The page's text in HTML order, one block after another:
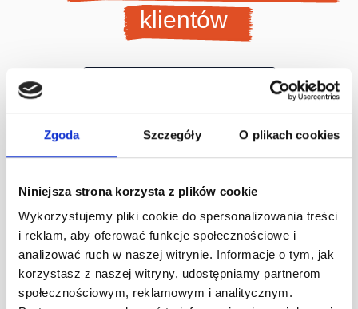
Zgoda Szczegóły O plikach cookies
Niniejsza strona korzysta z plików cookie
Wykorzystujemy pliki cookie do spersonalizowania treści
i reklam, aby oferować funkcje społecznościowe i
analizować ruch w naszej witrynie. Informacje o tym, jak
korzystasz z naszej witryny, udostępniamy partnerom
społecznościowym, reklamowym i analitycznym.
klientów